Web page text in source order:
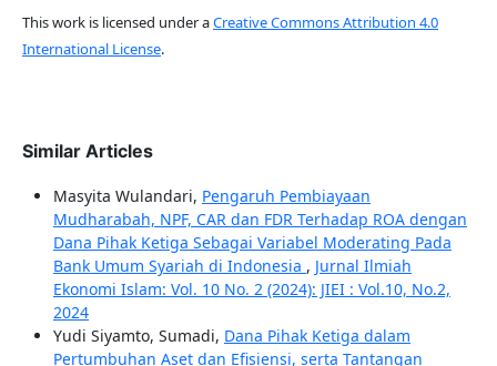
This work is licensed under aCreative Commons Attribution 4.0
International License.
Similar Articles
Masyita Wulandari, Pengaruh Pembiayaan
Mudharabah, NPF, CAR dan FDR Terhadap ROA dengan
Dana Pihak Ketiga Sebagai Variabel Moderating Pada
Bank Umum Syariah di Indonesia , Jurnal Ilmiah
Ekonomi Islam: Vol. 10 No. 2 (2024): JIEI : Vol.10, No.2,
2024
Yudi Siyamto, Sumadi, Dana Pihak Ketiga dalam
Pertumbuhan Aset dan Efisiensi, serta Tantangan